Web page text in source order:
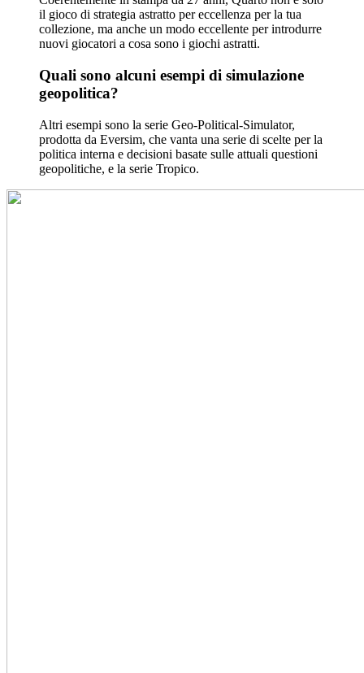
il gioco di strategia astratto per eccellenza per la tua
collezione, ma anche un modo eccellente per introdurre
nuovi giocatori a cosa sono i giochi astratti.
Quali sono alcuni esempi di simulazione
geopolitica?
Altri esempi sono la serie Geo-Political-Simulator,
prodotta da Eversim, che vanta una serie di scelte per la
politica interna e decisioni basate sulle attuali questioni
geopolitiche, e la serie Tropico.